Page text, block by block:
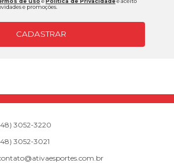
e promoções.
CADASTRAR
3052-3220
3052-3021